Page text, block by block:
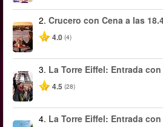
2. Crucero con Cena a las
4.0 (4)
3. La Torre Eiffel: Entrada
4.5 (28)
4. La Torre Eiffel: Entrada